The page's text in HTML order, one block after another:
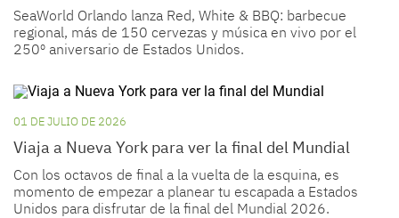
SeaWorld Orlando lanza Red, White & BBQ: barbecue
regional, más de 150 cervezas y música en vivo por el
250º aniversario de Estados Unidos.
01 DE JULIO DE 2026
Viaja a Nueva York para ver la final del Mundial
Con los octavos de final a la vuelta de la esquina, es
momento de empezar a planear tu escapada a Estados
Unidos para disfrutar de la final del Mundial 2026.